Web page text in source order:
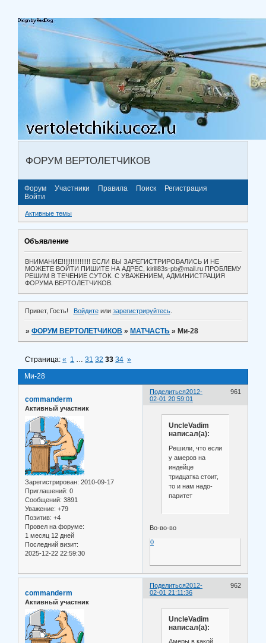
ФОРУМ ВЕРТОЛЕТЧИКОВ
Форум Участники Правила Поиск
Регистрация
Войти
Активные темы
Объявление
ВНИМАНИЕ!!!!!!!!!!!!!!!! ЕСЛИ ВЫ ЗАРЕГИСТРИРОВАЛИСЬ И НЕ
МОЖЕТЕ ВОЙТИ ПИШИТЕ НА АДРЕС, kirill83s-pb@mail.ru ПРОБЛЕМУ
РЕШИМ В ТЕЧЕНИЕ СУТОК. С УВАЖЕНИЕМ, АДМИНИСТРАЦИЯ
ФОРУМА ВЕРТОЛЕТЧИКОВ.
Привет, Гость! Войдитеили зарегистрируйтесь.
»ФОРУМ ВЕРТОЛЕТЧИКОВ » МАТЧАСТЬ » Ми-28
Ми-28
Страница:« 1 … 31 32 33 34 »
Поделиться 961
2012-
02-01 20:59:01
commanderm
Активный участник
Зарегистрирован: 2010-09-17
Приглашений: 0
Сообщений: 3891
Уважение: +79
Позитив: +4
Провел на форуме:
1 месяц 12 дней
Последний визит:
2025-12-22 22:59:30
UncleVadim
написал(а):
Решили, что если
у амеров на
индейце
тридцатка стоит,
то и нам надо-
паритет
Во-во-во
0
Поделиться 962
2012-
02-01 21:11:36
commanderm
Активный участник
UncleVadim
написал(а):
Амеры в какой